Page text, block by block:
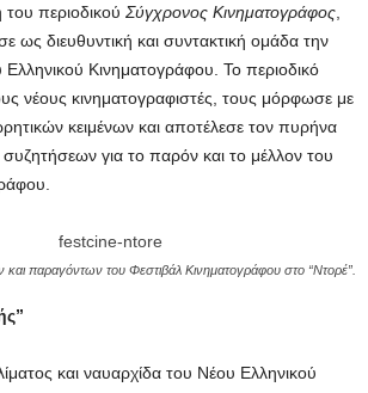
περιοδικού Σύγχρονος Κινηματογράφος
ως διευθυντική και συντακτική ομάδα την
Κινηματογράφου. Το περιοδικό
νέους κινηματογραφιστές, τους μόρφωσε με
κειμένων και αποτέλεσε τον πυρήνα
για το παρόν και το μέλλον του
παραγόντων του Φεστιβάλ Κινηματογράφου στο “Ντορέ”.
και ναυαρχίδα του Νέου Ελληνικού